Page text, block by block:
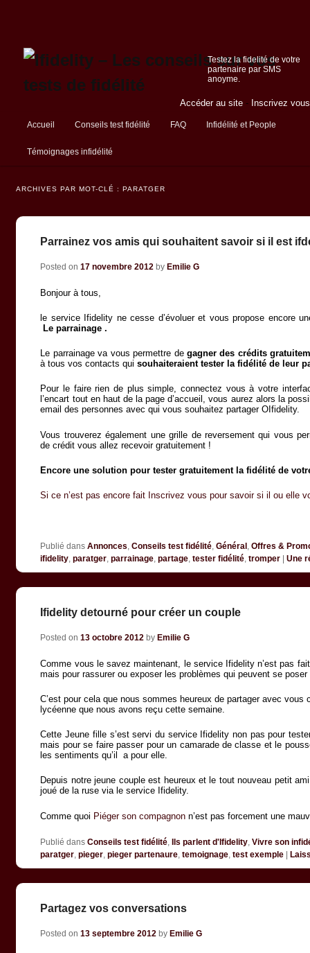
Testez la fidelité de votre
partenaire par SMS
anoyme.
Accéder au site - Inscrivez vous
Aller au contenu principal
Aller au contenu secondaire
Accueil Conseils test fidélité FAQ Infidélité et People
Témoignages infidélité
ARCHIVES PAR MOT-CLÉ :PARATGER
Parrainez vos amis qui souhaitent savoir si il est
Posted on17 novembre 2012 byEmilie G
Bonjour à tous,
le service Ifidelity ne cesse d’évoluer et vous propose encore
Le parrainage .
Le parrainage va vous permettre de gagner des crédits
à tous vos contacts quisouhaiteraient tester la fidélité de leur
Pour le faire rien de plus simple, connectez vous à votre
l’encart tout en haut de la page d’accueil, vous aurez alors la
email des personnes avec qui vous souhaitez partager OIfidelity.
Vous trouverez également une grille de reversement qui vous
de crédit vous allez recevoir gratuitement !
Encore une solution pour tester gratuitement la fidélité de
Si ce n’est pas encore fait Inscrivez vous pour savoir si il ou elle
Publié dans Annonces,Conseils test fidélité,Général ,Offres &
ifidelity,paratger,parrainage,partage,tester fidélité,tromper |Une
Ifidelity detourné pour créer un couple
Posted on13 octobre 2012 by Emilie G
Comme vous le savez maintenant, le service Ifidelity n’est pas
mais pour rassurer ou exposer les problèmes qui peuvent se
C’est pour cela que nous sommes heureux de partager avec vous
lycéenne que nous avons reçu cette semaine.
Cette Jeune fille s’est servi du service Ifidelity non pas pour
mais pour se faire passer pour un camarade de classe et le
les sentiments qu’il a pour elle.
Depuis notre jeune couple est heureux et le tout nouveau petit
joué de la ruse via le service Ifidelity.
Comme quoi Piéger son compagnon n’est pas forcement une
Publié dans Conseils test fidélité ,Ils parlent d'Ifidelity ,Vivre son
paratger ,pieger ,pieger partenaure ,temoignage ,test exemple |
Partagez vos conversations
Posted on13 septembre 2012 byEmilie G